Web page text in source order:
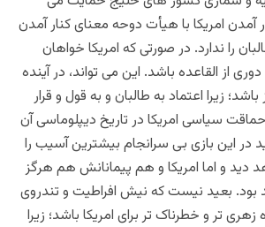
آمدن امریکا با هیأت دوحه معنای کنار آمدن
را ندارد. در صورتی که امریکا خواهان
از القاعده باشد. این می تواند، در آینده
باشد؛ زیرا اعتماد به طالبان و به قول و قرار
سیاسی امریکا در تاریخ دیپلوماسی آن
در این بازی بی سرانجام بیشترین آسیب را
دید و اما امریکا و هم پیمانانش هم هرگز
بود. بعید نیست که نیش افراطیت و تندروی
زهری تر و خطرناک تر برای امریکا باشد؛ زیرا